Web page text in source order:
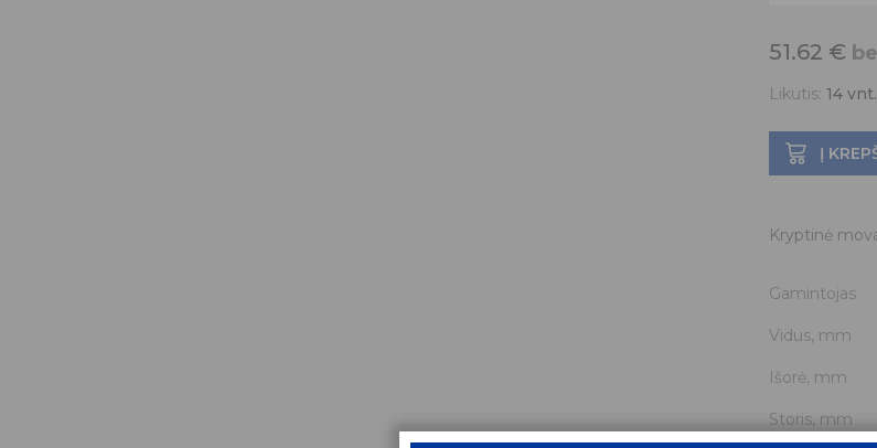
51.62 €
Likutis: 14 vnt.
Į
Kryptinė
Gamintojas
Vidus, mm
Išorė, mm
Storis, mm